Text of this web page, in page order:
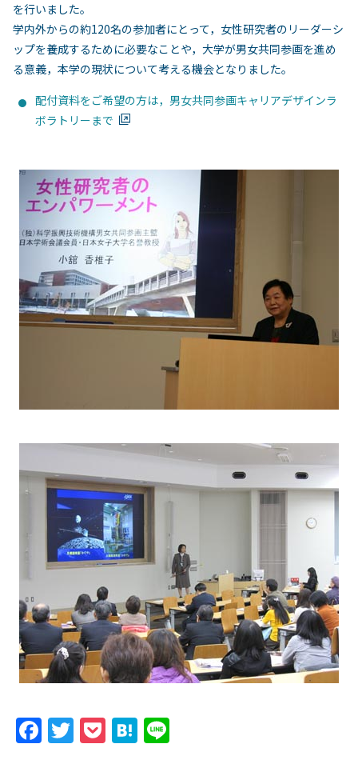
を行いました。
学内外からの約120名の参加者にとって，女性研究者のリーダーシ
ップを養成するために必要なことや，大学が男女共同参画を進め
る意義，本学の現状について考える機会となりました。
配付資料をご希望の方は，男女共同参画キャリアデザインラ
ボラトリーまで
F T P H